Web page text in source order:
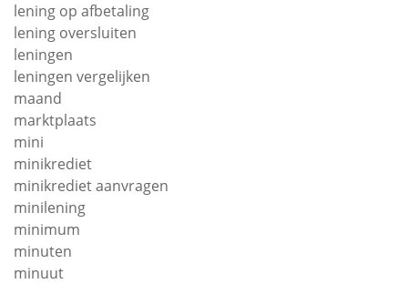
lening op afbetaling
lening oversluiten
leningen
leningen vergelijken
maand
marktplaats
mini
minikrediet
minikrediet aanvragen
minilening
minimum
minuten
minuut